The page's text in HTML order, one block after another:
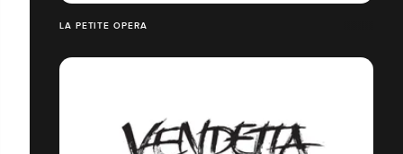
LA PETITE OPERA